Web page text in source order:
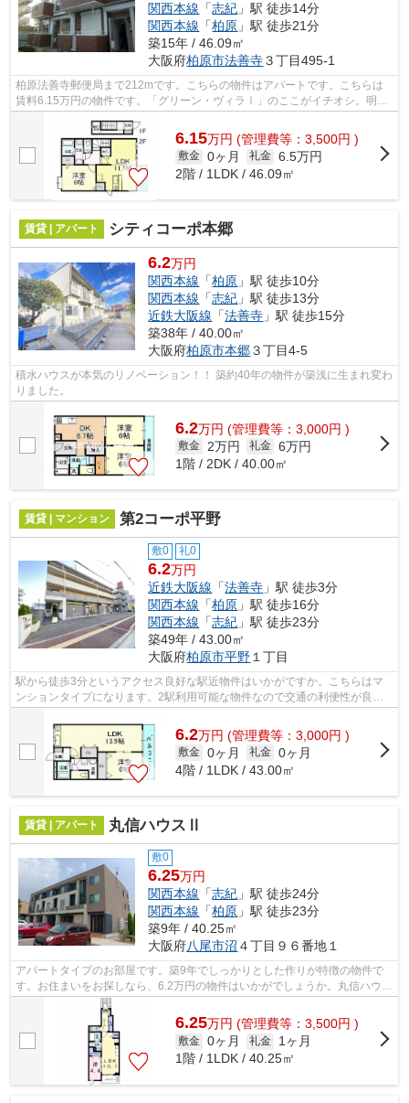
関西本線 「志紀 」駅 徒歩14分
関西本線 「柏原 」駅 徒歩21分
築15年 / 46.09㎡
大阪府柏原市法善寺３丁目495-1
柏原法善寺郵便局まで212mです。こちらの物件はアパートです。こちらは
賃料6.15万円の物件です。「グリーン・ヴィラⅠ」のここがイチオシ。明る
6.15万円 (管理費等：3,500円 )
敷金 0ヶ月 礼金 6.5万円
2階 / 1LDK / 46.09㎡
賃貸 | アパート シティコーポ本郷
6.2万円
関西本線 「柏原 」駅 徒歩10分
関西本線 「志紀 」駅 徒歩13分
近鉄大阪線 「法善寺 」駅 徒歩15分
築38年 / 40.00㎡
大阪府柏原市本郷３丁目4-5
積水ハウスが本気のリノベーション！！ 築約40年の物件が築浅に生まれ変わ
りました。
6.2万円 (管理費等：3,000円 )
敷金 2万円 礼金 6万円
1階 / 2DK / 40.00㎡
賃貸 | マンション 第2コーポ平野
敷0 礼0
6.2万円
近鉄大阪線 「法善寺 」駅 徒歩3分
関西本線 「柏原 」駅 徒歩16分
関西本線 「志紀 」駅 徒歩23分
築49年 / 43.00㎡
大阪府柏原市平野 １丁目
駅から徒歩3分というアクセス良好な駅近物件はいかがですか。こちらはマ
ンションタイプになります。2駅利用可能な物件なので交通の利便性が良い
6.2万円 (管理費等：3,000円 )
敷金 0ヶ月 礼金 0ヶ月
4階 / 1LDK / 43.00㎡
賃貸 | アパート 丸信ハウスⅡ
敷0
6.25万円
関西本線 「志紀 」駅 徒歩24分
関西本線 「柏原 」駅 徒歩23分
築9年 / 40.25㎡
大阪府八尾市沼 ４丁目９６番地１
アパートタイプのお部屋です。築9年でしっかりとした作りが特徴の物件で
す。お住まいをお探しなら、6.2万円の物件はいかがでしょうか。丸信ハウス
Ⅱ：志紀駅にも近くて便利。テム・ホー...
6.25万円 (管理費等：3,500円 )
敷金 0ヶ月 礼金
1ヶ月
1階 / 1LDK / 40.25㎡